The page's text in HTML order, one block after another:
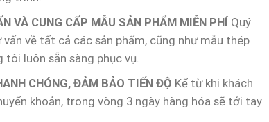
VÀ CUNG CẤP MẪU SẢN PHẨM MIỄN PHÍ Quý
về tất cả các sản phẩm, cũng như mẫu thép
tôi luôn sẵn sàng phục vụ.
CHÓNG, ĐẢM BẢO TIẾN ĐỘ Kể từ khi khách
khoản, trong vòng 3 ngày hàng hóa sẽ tới tay